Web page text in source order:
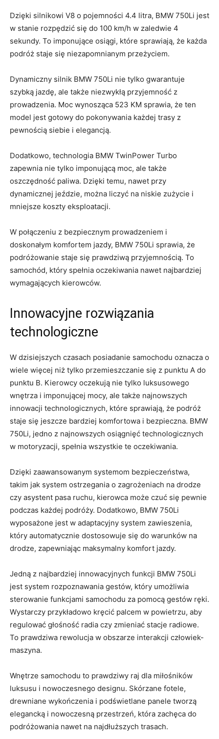
Dzięki silnikowi ⁢V8 o pojemności 4.4⁢ litra, BMW 750Li jest
w stanie rozpędzić​ się⁤ do 100 km/h w ​zaledwie ⁢4
sekundy. To⁢ imponujące⁤ osiągi, które ⁤sprawiają, ​że każda
podróż staje się ‍niezapomnianym przeżyciem.
Dynamiczny silnik BMW 750Li⁤ nie ⁤tylko gwarantuje⁣
szybką jazdę, ​ale także niezwykłą przyjemność ​z
prowadzenia.‍ Moc‍ wynosząca 523 KM ⁤sprawia,⁤ że ten‌
model jest​ gotowy⁤ do pokonywania każdej trasy z
⁣pewnością siebie i⁤ elegancją.
Dodatkowo, technologia BMW TwinPower Turbo⁢
zapewnia ‌nie tylko ‍imponującą moc, ale także
oszczędność paliwa.‍ Dzięki temu,⁤ nawet przy
dynamicznej jeździe, można‍ liczyć na⁣ niskie zużycie ⁢i
⁤mniejsze ‌koszty ⁤eksploatacji.
W połączeniu z bezpiecznym prowadzeniem i
⁢doskonałym ‍komfortem jazdy, BMW 750Li sprawia, że
podróżowanie staje się prawdziwą przyjemnością. To
samochód, który spełnia ‍oczekiwania nawet najbardziej
wymagających kierowców.
Innowacyjne rozwiązania
technologiczne
W dzisiejszych ⁢czasach⁤ posiadanie samochodu oznacza o
wiele więcej niż tylko przemieszczanie się z punktu A do
‍punktu ⁤B.⁣ Kierowcy⁣ oczekują nie tylko‌ luksusowego⁤
wnętrza i ‍imponującej​ mocy, ​ale także najnowszych
innowacji technologicznych, które sprawiają, ⁤że podróż
staje się ⁣jeszcze bardziej komfortowa i bezpieczna. BMW
750Li, jedno​ z⁣ najnowszych osiągnięć ‌technologicznych
w motoryzacji, spełnia wszystkie te​ oczekiwania.
Dzięki‌ zaawansowanym ​systemom bezpieczeństwa,
‍takim jak system⁤ ostrzegania o zagrożeniach na drodze
czy asystent pasa ⁢ruchu, kierowca może czuć się⁤ pewnie⁢
podczas⁣ każdej⁣ podróży. ‍Dodatkowo,‍ BMW 750Li
wyposażone jest w adaptacyjny ⁣system⁤ zawieszenia,
który ‌automatycznie ⁢dostosowuje się do ⁢warunków na
‍drodze, zapewniając maksymalny⁤ komfort jazdy.
Jedną z ⁤najbardziej innowacyjnych funkcji BMW 750Li
jest system rozpoznawania gestów, ⁢który umożliwia
sterowanie funkcjami samochodu za pomocą gestów‍ ręki.
Wystarczy przykładowo kręcić palcem w powietrzu, aby
regulować głośność radia⁢ czy zmieniać stacje radiowe.
To⁣ prawdziwa ⁤rewolucja⁣ w ‍obszarze ​interakcji człowiek-
maszyna.
Wnętrze samochodu to prawdziwy raj dla miłośników​
luksusu ⁢i nowoczesnego designu. Skórzane fotele,
drewniane ⁢wykończenia i‌ podświetlane panele tworzą
‌elegancką i ⁣nowoczesną ⁤przestrzeń,⁣ która zachęca do‌
podróżowania nawet ‍na najdłuższych trasach.